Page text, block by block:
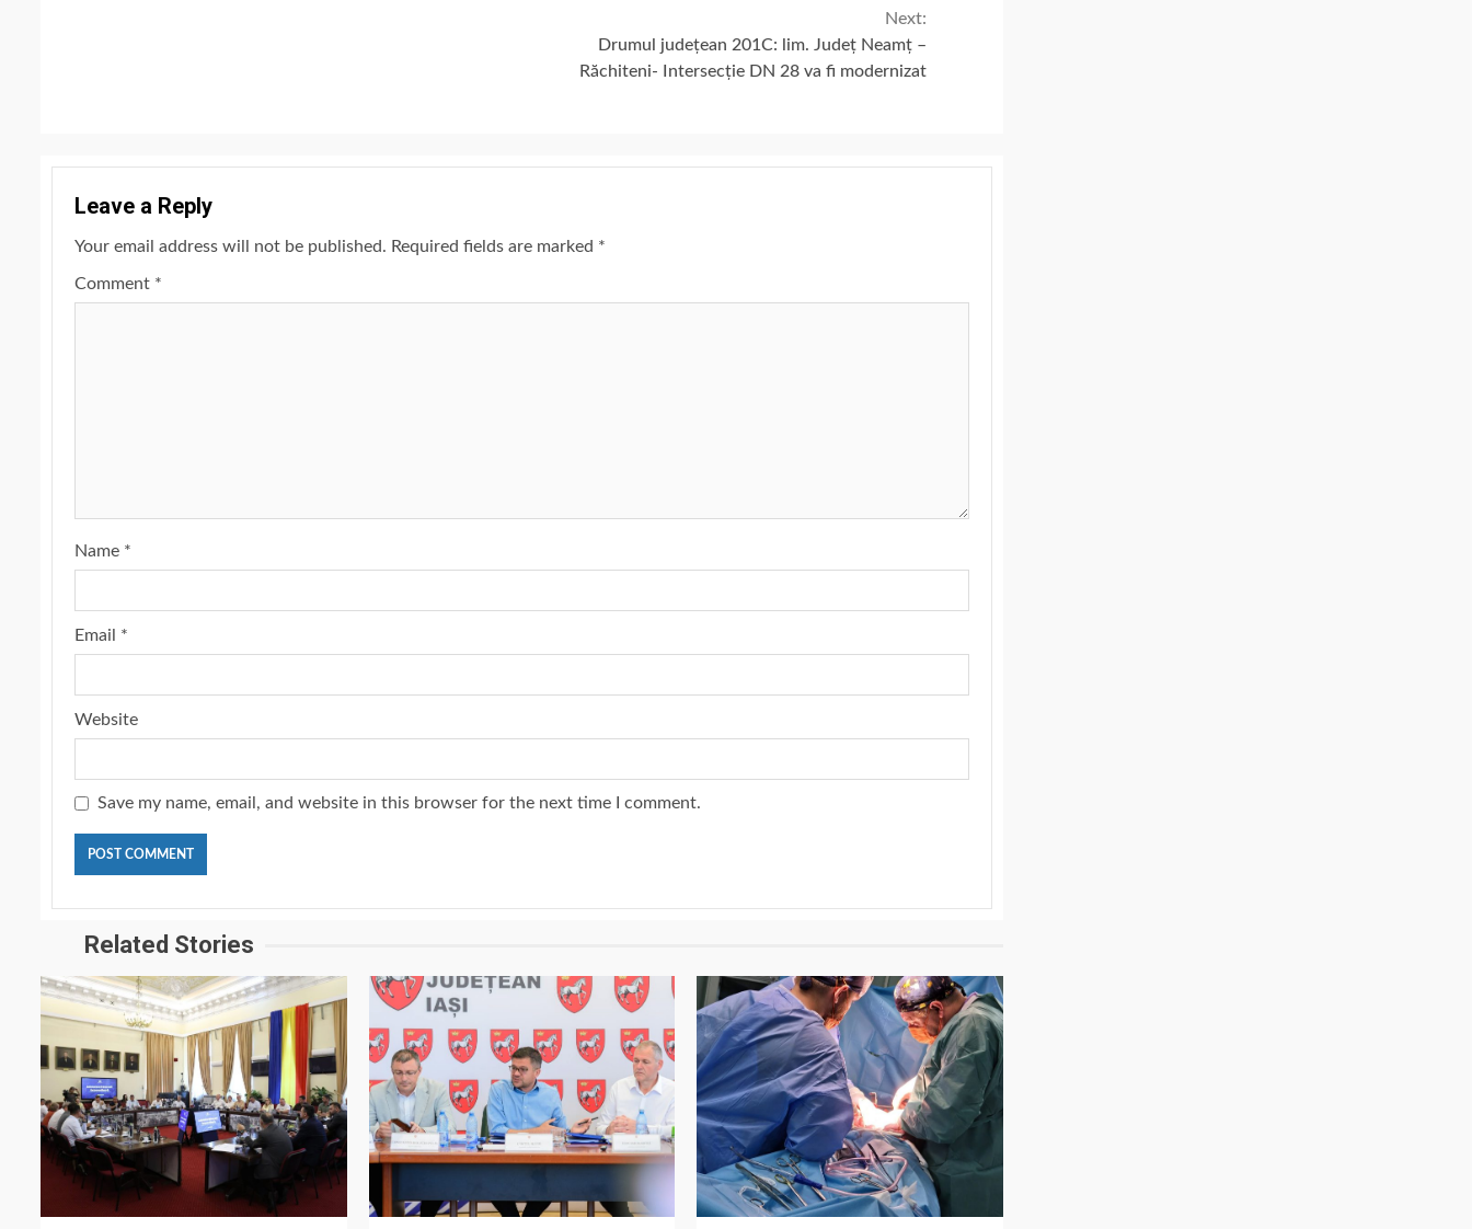
Next:
Drumul județean 201C: lim. Județ Neamț –
Răchiteni- Intersecție DN 28 va fi modernizat
Leave a Reply
Your email address will not be published. Required fields are marked *
Comment *
Name *
Email *
Website
Save my name, email, and website in this browser for the next time I comment.
Related Stories